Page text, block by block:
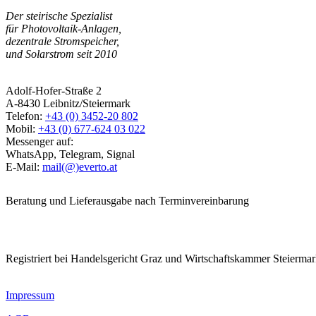
Der steirische Spezialist
für Photovoltaik-Anlagen,
dezentrale Stromspeicher,
und Solarstrom seit 2010
Adolf-Hofer-Straße 2
A-8430 Leibnitz/Steiermark
Telefon: +43 (0) 3452-20 802
Mobil: +43 (0) 677-624 03 022
Messenger auf:
WhatsApp, Telegram, Signal
E-Mail: mail(@)everto.at
Beratung und Lieferausgabe nach Terminvereinbarung
Registriert bei Handelsgericht Graz und Wirtschaftskammer
Impressum